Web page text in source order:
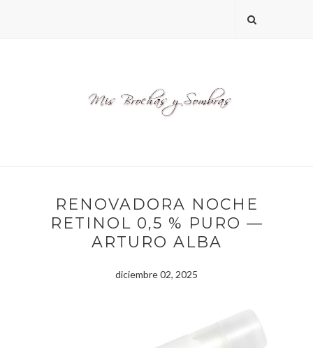
RENOVADORA NOCHE
RETINOL 0,5 % PURO —
ARTURO ALBA
diciembre 02, 2025